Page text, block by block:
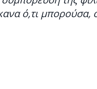
ό,τι μπορούσα,